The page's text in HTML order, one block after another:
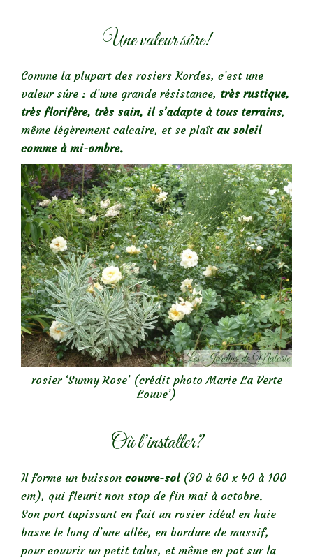
Une valeur sûre!
Comme la plupart des rosiers Kordes, c’est une
valeur sûre : d’une grande résistance, très rustique,
très florifère, très sain, il s’adapte à tous terrains,
même légèrement calcaire, et se plaît au soleil
comme à mi-ombre.
rosier ‘Sunny Rose’ (crédit photo Marie La Verte
Louve’)
Où l’installer?
Il forme un buisson couvre-sol(30 à 60 x 40 à 100
cm), qui fleurit non stop de fin mai à octobre.
Son port tapissant en fait un rosier idéal en haie
basse le long d’une allée, en bordure de massif,
pour couvrir un petit talus, et même en pot sur la